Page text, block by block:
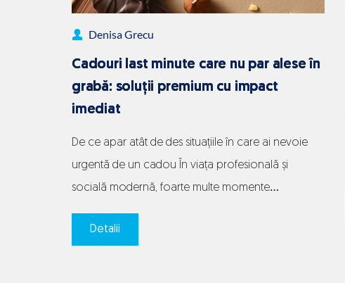
reală
gesturi
Denisa Grecu
Cadouri last minute care nu par alese în
grabă: soluții premium cu impact
imediat
De ce apar atât de des situațiile în care ai nevoie
urgentă de un cadou În viața profesională și
socială modernă, foarte multe momente
târziu, o întâlnire de business confirmată în ultimul
Detalii